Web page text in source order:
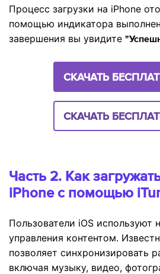
Процесс загрузки на iPhone
помощью индикатора
завершения вы увидите
СКАЧАТЬ
СКАЧАТЬ
Часть 2. Как
iPhone с помощью
Пользователи iOS используют
управления контентом.
позволяет синхронизировать
включая музыку, видео,